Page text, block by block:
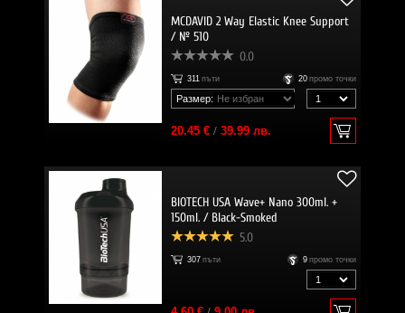
MCDAVID 2 Way Elastic Knee Support
/ № 510
0.0
311 пъти 20 промо точки
Размер:
20.45 €/ 39.99 лв.
BIOTECH USA Wave+ Nano 300ml. +
150ml. / Black-Smoked
5.0
307 пъти 9 промо точки